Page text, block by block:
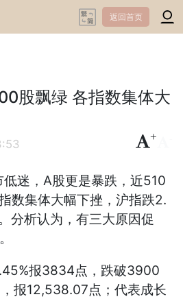
返回首页
股飘绿 各指数集体大
+
低迷，A股更是暴跌，近510
数集体大幅下挫，沪指跌2.
分析认为，有三大原因促
报3834点，跌破3900
报12,538.07点；代表成长